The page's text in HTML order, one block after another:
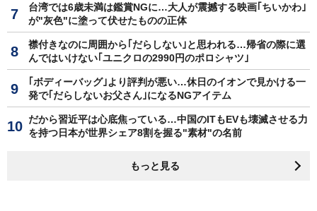
台湾では6歳未満は鑑賞NGに…大人が震撼する映画｢ちいかわ｣
が"灰色"に塗って伏せたものの正体
襟付きなのに周囲から｢だらしない｣と思われる…帰省の際に選
んではいけない｢ユニクロの2990円のポロシャツ｣
｢ボディーバッグ｣より評判が悪い…休日のイオンで見かける一
発で｢だらしないお父さん｣になるNGアイテム
だから習近平は心底焦っている…中国のITもEVも壊滅させる力
を持つ日本が世界シェア8割を握る"素材"の名前
もっと見る